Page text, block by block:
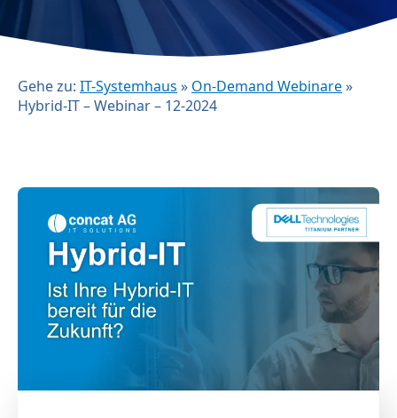
Gehe zu: IT-Systemhaus » On-Demand Webinare»
Hybrid-IT – Webinar – 12-2024